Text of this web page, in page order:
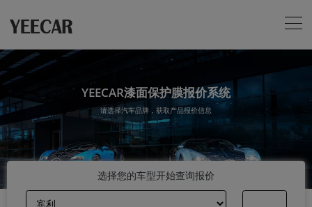
YEECAR漆面保护膜报价系统
请选择汽车品牌，获取产品报价信息
选择您的车型开始查询报价